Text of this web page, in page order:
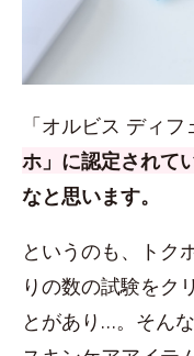
「オルビス ディフ
ホ」に認定されて
なと思います。
というのも、トク
りの数の試験をク
とがあり…。そん